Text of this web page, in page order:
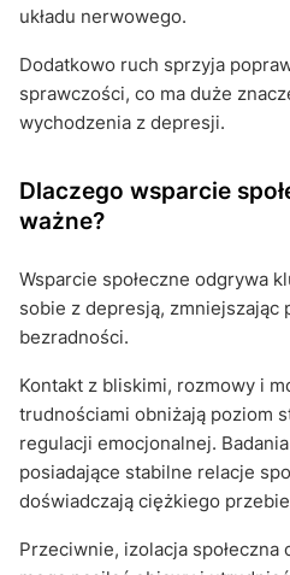
układu nerwowego.
Dodatkowo ruch sprzyja
sprawczości, co ma duże
wychodzenia z depresji.
Dlaczego wsparcie
ważne?
Wsparcie społeczne odgrywa
sobie z depresją, zmniejszając
bezradności.
Kontakt z bliskimi, rozmowy i
trudnościami obniżają poziom
regulacji emocjonalnej.
posiadające stabilne relacje
doświadczają ciężkiego
Przeciwnie, izolacja